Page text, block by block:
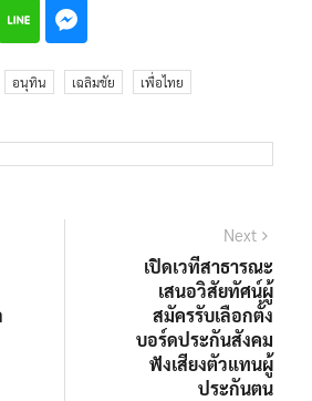
อนุทิน เฉลิมชัย เพื่อไทย
Next
post:
เปิดเวทีสาธารณะ
เสนอวิสัยทัศน์ผู้
สมัครรับเลือกตั้ง
บอร์ดประกันสังคม
ฟังเสียงตัวแทนผู้
ประกันตน